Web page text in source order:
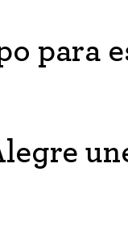
para